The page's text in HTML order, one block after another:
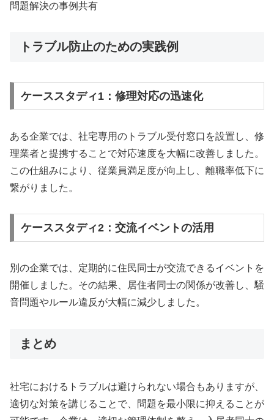
問題解決の事例共有
トラブル防止のための実践例
ケーススタディ1：修理対応の迅速化
ある企業では、社宅専用のトラブル受付窓口を設置し、修
理業者と提携することで対応速度を大幅に改善しました。
この仕組みにより、従業員満足度が向上し、離職率低下に
繋がりました。
ケーススタディ2：交流イベントの活用
別の企業では、定期的に住民同士が交流できるイベントを
開催しました。その結果、居住者同士の関係が改善し、騒
音問題やルール違反が大幅に減少しました。
まとめ
社宅におけるトラブルは避けられない場合もありますが、
適切な対策を講じることで、問題を最小限に抑えることが